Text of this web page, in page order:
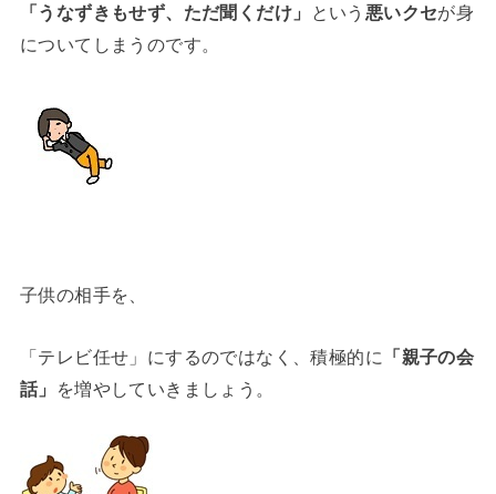
「うなずきもせず、ただ聞くだけ」 という 悪いクセが身
についてしまうのです。
子供の相手を、
「テレビ任せ」にするのではなく、積極的に
「親子の会
話」
を増やしていきましょう。